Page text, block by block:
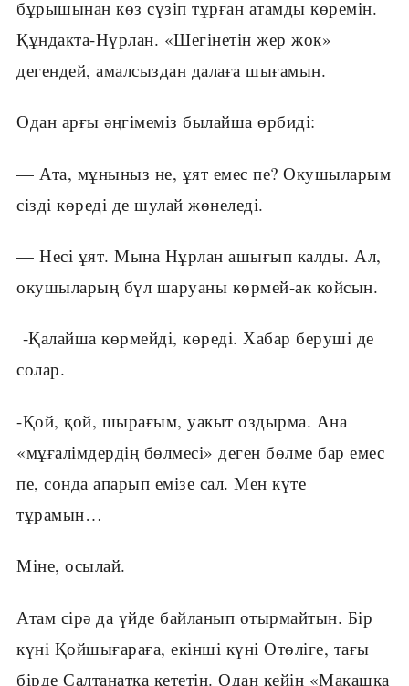
бұрышынан көз сүзіп тұрған атамды көремін.
Құндакта-Нүрлан. «Шегінетін жер жок»
дегендей, амалсыздан далаға шығамын.
Одан арғы әңгімеміз былайша өрбиді:
— Ата, мұныныз не, ұят емес пе? Окушыларым
сізді көреді де шулай жөнеледі.
— Несі ұят. Мына Нұрлан ашығып калды. Ал,
окушыларың бүл шаруаны көрмей-ак койсын.
-Қалайша көрмейді, көреді. Хабар беруші де
солар.
-Қой, қой, шырағым, уакыт оздырма. Ана
«мұғалімдердің бөлмесі» деген бөлме бар емес
пе, сонда апарып емізе сал. Мен күте
тұрамын…
Міне, осылай.
Атам сірә да үйде байланып отырмайтын. Бір
күні Қойшығараға, екінші күні Өтөліге, тағы
бірде Салтанатқа кететін. Одан кейін «Мақашқа